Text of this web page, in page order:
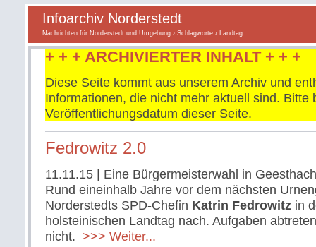
Infoarchiv Norderstedt
Nachrichten für Norderstedt und Umgebung › Schlagworte › Landtag
+ + + ARCHIVIERTER INHALT + + +
Diese Seite kommt aus unserem Archiv und
Informationen, die nicht mehr aktuell sind. Bitte
Veröffentlichungsdatum dieser Seite.
Fedrowitz 2.0
11.11.15 | Eine Bürgermeisterwahl in
Rund eineinhalb Jahre vor dem nächsten
Norderstedts SPD-Chefin Katrin Fedrowitz in
holsteinischen Landtag nach. Aufgaben
nicht. >>> Weiter...